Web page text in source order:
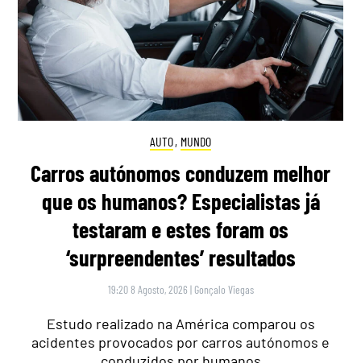
AUTO, MUNDO
Carros autónomos conduzem melhor
que os humanos? Especialistas já
testaram e estes foram os
‘surpreendentes’ resultados
19:20 8 Agosto, 2026 | Gonçalo Viegas
Estudo realizado na América comparou os
acidentes provocados por carros autónomos e